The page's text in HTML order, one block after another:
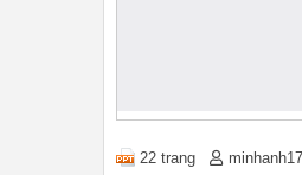
22 trang minhanh17